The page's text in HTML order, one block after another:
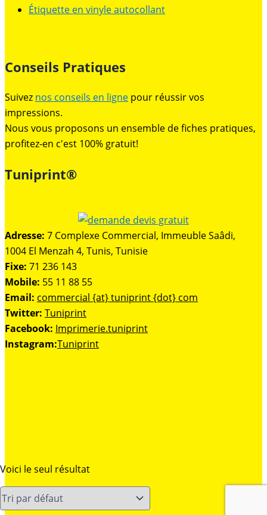
Voici le seul résultat
Étiquette en vinyle autocollant
Conseils Pratiques
Suivez nos conseils en ligne pour réussir vos
impressions.
Nous vous proposons un ensemble de fiches pratiques,
profitez-en c'est 100% gratuit!
Tuniprint®
Adresse: 7 Complexe Commercial, Immeuble Saâdi,
1004 El Menzah 4, Tunis, Tunisie
Fixe: 71 236 143
Mobile: 55 11 88 55
Email: commercial {at} tuniprint {dot} com
Twitter: Tuniprint
Facebook: Imprimerie.tuniprint
Instagram:Tuniprint